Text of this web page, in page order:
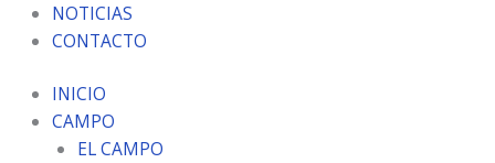
NOTICIAS
CONTACTO
INICIO
CAMPO
EL CAMPO